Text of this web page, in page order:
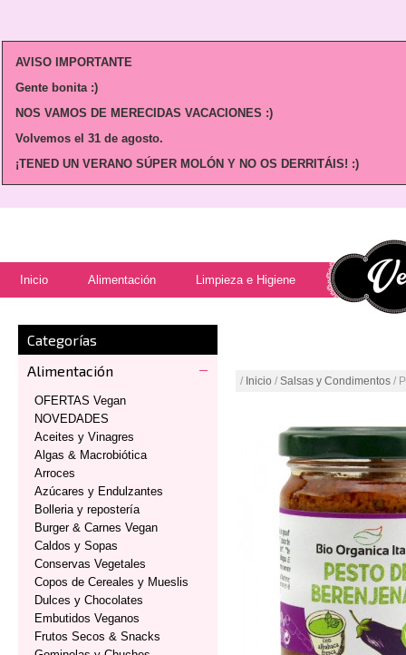
AVISO IMPORTANTE
Gente bonita :)
NOS VAMOS DE MERECIDAS VACACIONES :)
Volvemos el 31 de agosto.
¡TENED UN VERANO SÚPER MOLÓN Y NO OS DERRITÁIS! :)
Inicio Alimentación Limpieza e Higiene
Categorías
Alimentación
OFERTAS Vegan
NOVEDADES
Aceites y Vinagres
Algas & Macrobiótica
Arroces
Azúcares y Endulzantes
Bolleria y repostería
Burger & Carnes Vegan
Caldos y Sopas
Conservas Vegetales
Copos de Cereales y Mueslis
Dulces y Chocolates
Embutidos Veganos
Frutos Secos & Snacks
/ Inicio / Salsas y Condimentos /